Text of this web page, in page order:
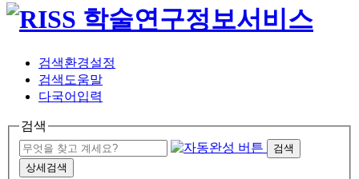
검색환경설정
검색도움말
다국어입력
검색
검색
상세검색